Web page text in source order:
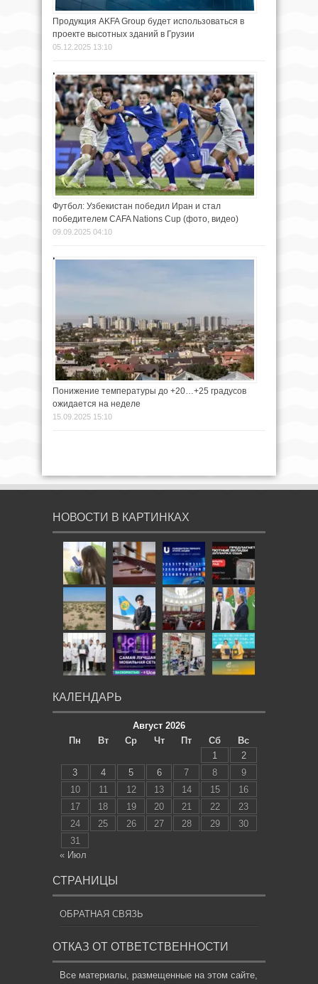
Продукция AKFA Group будет использоваться в
проекте высотных зданий в Грузии
05.12.2025 13:10
Футбол: Узбекистан победил Иран и стал
победителем CAFA Nations Cup (фото, видео)
09.09.2025 04:10
Понижение температуры до +20…+25 градусов
ожидается на неделе
15.09.2025 15:10
НОВОСТИ В КАРТИНКАХ
КАЛЕНДАРЬ
Август 2026
Пн
Вт Ср Чт Пт Сб
Вс
1
2
3
4 5 6 7 8
9
10
11 12 13 14 15
16
17
18 19 20 21 22
23
24
25 26 27 28 29
30
31
« Июл
СТРАНИЦЫ
ОБРАТНАЯ СВЯЗЬ
ОТКАЗ ОТ ОТВЕТСТВЕННОСТИ
Все материалы, размещенные на этом сайте,